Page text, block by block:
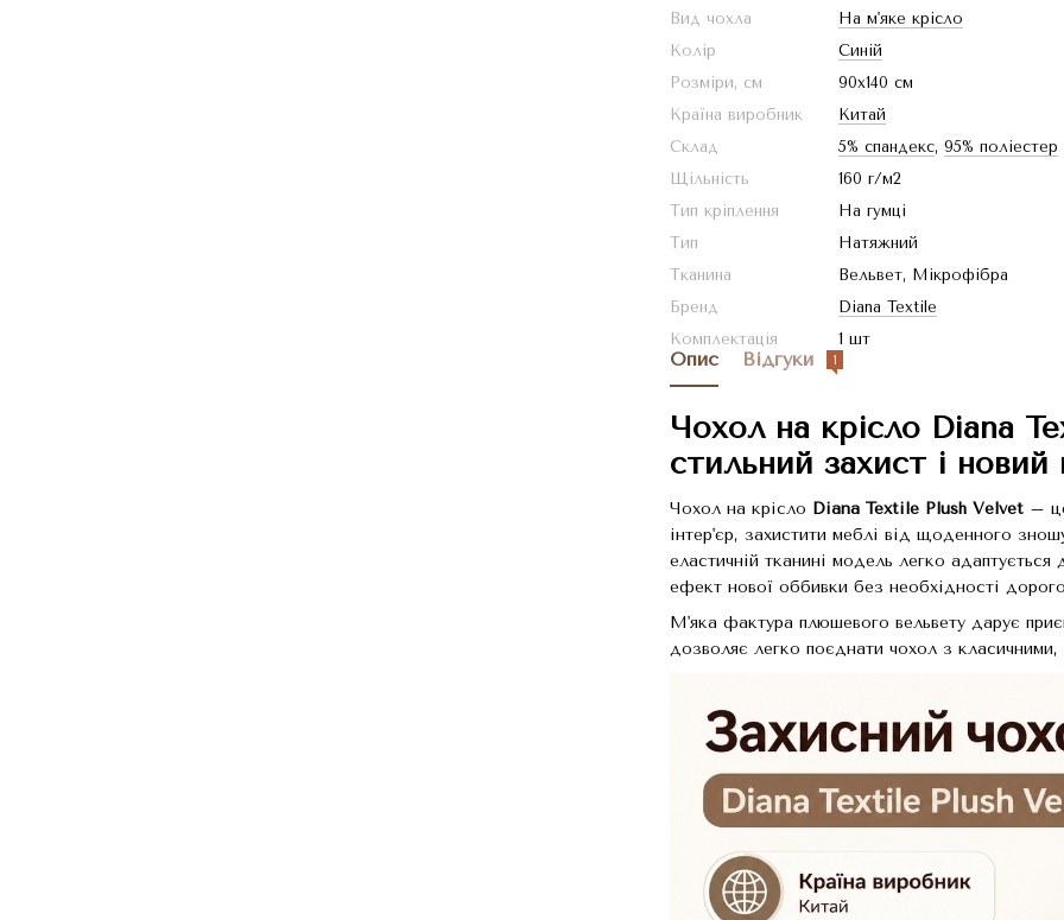
Вид чохла
На м'яке крісло
Колір
Синій
Розміри, см
90x140 см
Країна виробник
Китай
Склад
5% спандекс, 95% поліестер
Щільність
160 г/м2
Тип кріплення
На гумці
Тип
Натяжний
Тканина
Вельвет, Мікрофібра
Бренд
Diana Textile
Комплектація
1 шт
Опис Відгуки 1
Чохол на крісло Diana
стильний захист і
Чохол на крісло Diana Textile Plush Velvet– це
інтер'єр, захистити меблі від щоденного
еластичній тканині модель легко
ефект нової оббивки без необхідності
М'яка фактура плюшевого вельвету дарує
дозволяє легко поєднати чохол з класичними,